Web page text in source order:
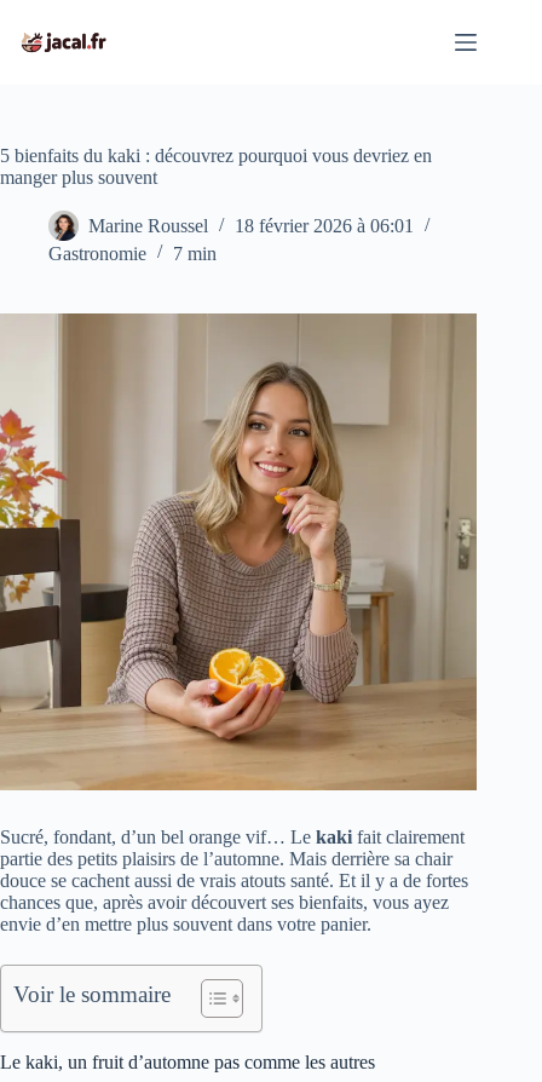
contenu
5 bienfaits du kaki : découvrez pourquoi vous devriez en
manger plus souvent
Marine Roussel
18 février 2026 à 06:01
Gastronomie
7 min
Sucré, fondant, d’un bel orange vif… Le kaki fait clairement
partie des petits plaisirs de l’automne. Mais derrière sa chair
douce se cachent aussi de vrais atouts santé. Et il y a de fortes
chances que, après avoir découvert ses bienfaits, vous ayez
envie d’en mettre plus souvent dans votre panier.
Voir le sommaire
Le kaki, un fruit d’automne pas comme les autres